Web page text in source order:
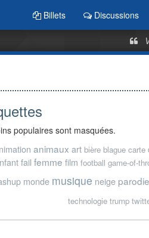
Billets Discussions
populaires sont masquées.
animaux art bière blague carte
fail femme film football game-of-
monde musique neige parodie
technologie trump